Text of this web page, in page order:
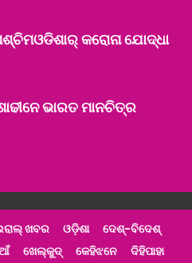
କରୋନା ଯୋଦ୍ଧା
ଭାରତ ମାନଚିତ୍ର
ଖବର ଓଡ଼ିଶା
ଦେଶ୍‌-ବିଦେଶ୍‌
ଖେଲ୍‌କୁଦ୍‌ କେହିଝନେ ଦିହିପାହା